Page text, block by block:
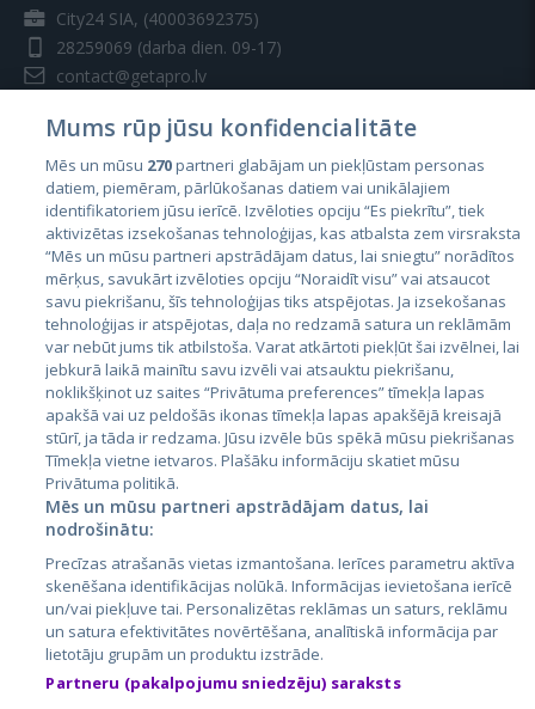
City24 SIA, (40003692375)
28259069 (darba dien. 09-17)
contact@getapro.lv
Valstis
Igaunija
Latvija
Lietuva
City24.lv
City24.ee
GetaPro.lv
GetaPro.ee
Skelbiu.lt
Autoplius.lt
CVbankas.lt
Kainos.lt
Paslaugos.lt
auto24.ee
Osta.ee
Mums rūp jūsu konfidencialitāte
Mēs un mūsu 270partneri glabājam un piekļūstam personas
datiem, piemēram, pārlūkošanas datiem vai unikālajiem
identifikatoriem jūsu ierīcē. Izvēloties opciju “Es piekrītu”, tiek
aktivizētas izsekošanas tehnoloģijas, kas atbalsta zem virsraksta
“Mēs un mūsu partneri apstrādājam datus, lai sniegtu” norādītos
mērķus, savukārt izvēloties opciju “Noraidīt visu” vai atsaucot
savu piekrišanu, šīs tehnoloģijas tiks atspējotas. Ja izsekošanas
tehnoloģijas ir atspējotas, daļa no redzamā satura un reklāmām
var nebūt jums tik atbilstoša. Varat atkārtoti piekļūt šai izvēlnei, lai
jebkurā laikā mainītu savu izvēli vai atsauktu piekrišanu,
noklikšķinot uz saites “Privātuma preferences” tīmekļa lapas
apakšā vai uz peldošās ikonas tīmekļa lapas apakšējā kreisajā
stūrī, ja tāda ir redzama. Jūsu izvēle būs spēkā mūsu piekrišanas
Tīmekļa vietne ietvaros. Plašāku informāciju skatiet mūsu
Privātuma politikā.
Mēs un mūsu partneri apstrādājam datus, lai
nodrošinātu:
Precīzas atrašanās vietas izmantošana. Ierīces parametru aktīva
skenēšana identifikācijas nolūkā. Informācijas ievietošana ierīcē
un/vai piekļuve tai. Personalizētas reklāmas un saturs, reklāmu
un satura efektivitātes novērtēšana, analītiskā informācija par
lietotāju grupām un produktu izstrāde.
Partneru (pakalpojumu sniedzēju) saraksts